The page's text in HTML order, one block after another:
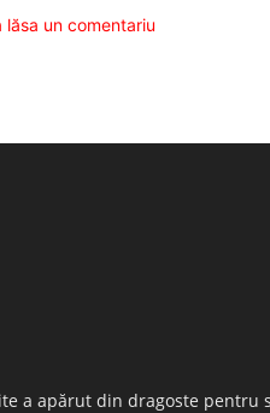
un comentariu
a apărut din dragoste